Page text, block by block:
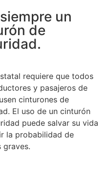
un
de
requiere que todos
y pasajeros de
cinturones de
El uso de un cinturón
puede salvar su vida
la probabilidad de
graves.